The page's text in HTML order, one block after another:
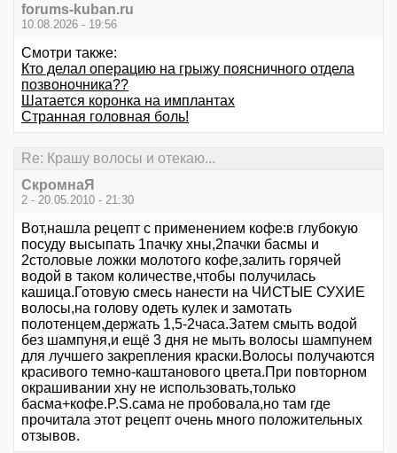
forums-kuban.ru
10.08.2026 - 19:56
Смотри также:
Кто делал операцию на грыжу поясничного отдела
позвоночника??
Шатается коронка на имплантах
Странная головная боль!
Re: Крашу волосы и отекаю...
СкромнаЯ
2 - 20.05.2010 - 21:30
Вот,нашла рецепт с применением кофе:в глубокую
посуду высыпать 1пачку хны,2пачки басмы и
2столовые ложки молотого кофе,залить горячей
водой в таком количестве,чтобы получилась
кашица.Готовую смесь нанести на ЧИСТЫЕ СУХИЕ
волосы,на голову одеть кулек и замотать
полотенцем,держать 1,5-2часа.Затем смыть водой
без шампуня,и ещё 3 дня не мыть волосы шампунем
для лучшего закрепления краски.Волосы получаются
красивого темно-каштанового цвета.При повторном
окрашивании хну не использовать,только
басма+кофе.P.S.сама не пробовала,но там где
прочитала этот рецепт очень много положительных
отзывов.